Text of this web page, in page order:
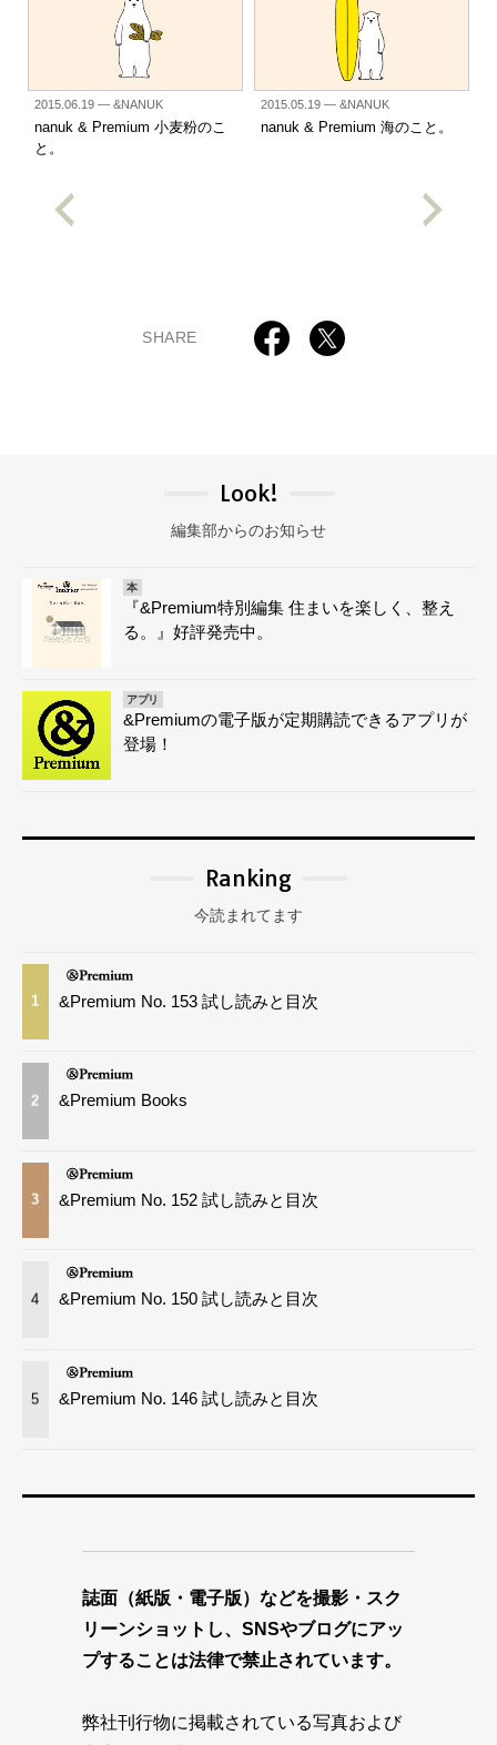
2015.06.19— &NANUK
nanuk & Premium 小麦粉のこ
と。
2015.05.19— &NANUK
nanuk & Premium 海のこと。
SHARE
Look!
編集部からのお知らせ
本
『&Premium特別編集 住まいを楽しく、整え
る。』好評発売中。
アプリ
&Premiumの電子版が定期購読できるアプリが
登場！
Ranking
今読まれてます
1 &Premium No. 153 試し読みと目次
2 &Premium Books
3 &Premium No. 152 試し読みと目次
4 &Premium No. 150 試し読みと目次
5 &Premium No. 146 試し読みと目次
誌面（紙版・電子版）などを撮影・スク
リーンショットし、SNSやブログにアッ
プすることは法律で禁止されています。
弊社刊行物に掲載されている写真および